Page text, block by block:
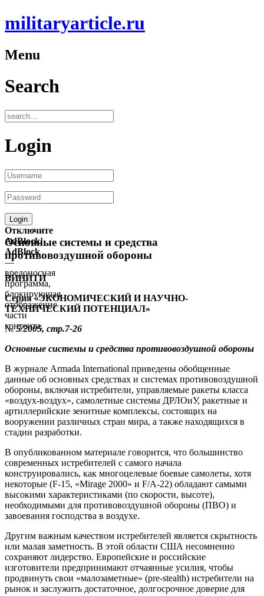
militaryarticle.ru
Menu
Search
Login
Отключите
AdBlock!
AdBlock
—
вредоносная
программа,
блокирующая
отображение
части
контента.
Основные системы и средства
противовоздушной обороны
ВИНИТИ
Серия «ЭКОНОМИЧЕСКИЙ И НАУЧНО-
ТЕХНИЧЕСКИЙ ПОТЕНЦИАЛ»
№5/2005, стр.7-26
Основные системы и средства противовоздушной обороны
В журнале Armada International приведены обобщенные
данные об основных средствах и системах противовоздушной
обороны, включая истребители, управляемые ракеты класса
«воздух-воздух», самолетные системы ДРЛОиУ, ракетные и
артиллерийские зенитные комплексы, состоящих на
вооружении различных стран мира, а также находящихся в
стадии разработки.
В опубликованном материале говорится, что большинство
современных истребителей с самого начала
конструировались, как многоцелевые боевые самолеты, хотя
некоторые (F-15, «Mirage 2000» и F/A-22) обладают самыми
высокими характеристиками (по скорости, высоте),
необходимыми для противовоздушной обороны (ПВО) и
завоевания господства в воздухе.
Другим важным качеством истребителей является скрытность
или малая заметность. В этой области США несомненно
сохраняют лидерство. Европейские и российские
изготовители предпринимают отчаянные усилия, чтобы
продвинуть свои «малозаметные» (pre-stealth) истребители на
рынок и заслужить достаточное, долгосрочное доверие для